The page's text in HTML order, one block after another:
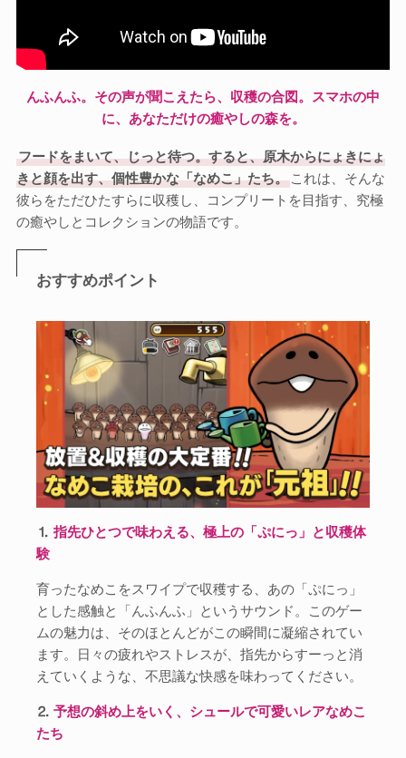
んふんふ。その声が聞こえたら、収穫の合図。スマホの中
に、あなただけの癒やしの森を。
フードをまいて、じっと待つ。すると、原木からにょきにょ
きと顔を出す、個性豊かな「なめこ」たち。これは、そんな
彼らをただひたすらに収穫し、コンプリートを目指す、究極
の癒やしとコレクションの物語です。
おすすめポイント
⒈指先ひとつで味わえる、極上の「ぷにっ」と収穫体
験
育ったなめこをスワイプで収穫する、あの「ぷにっ」
とした感触と「んふんふ」というサウンド。このゲー
ムの魅力は、そのほとんどがこの瞬間に凝縮されてい
ます。日々の疲れやストレスが、指先からすーっと消
えていくような、不思議な快感を味わってください。
⒉予想の斜め上をいく、シュールで可愛いレアなめこ
たち